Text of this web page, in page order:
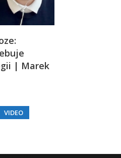
| Marek
VIDEO